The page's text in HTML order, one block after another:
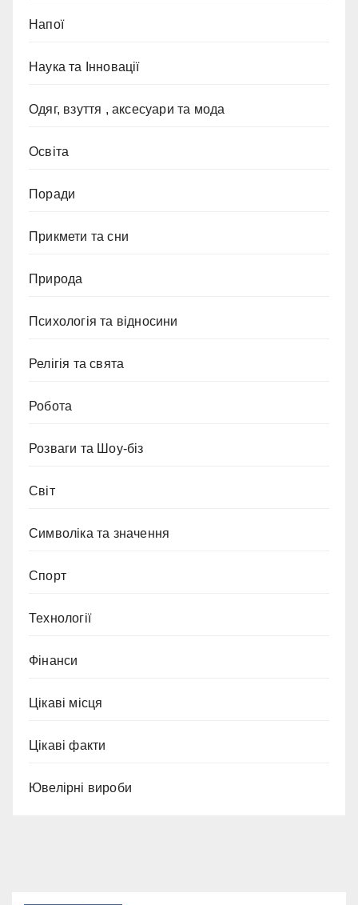
Напої
Наука та Інновації
Одяг, взуття , аксесуари та мода
Освіта
Поради
Прикмети та сни
Природа
Психологія та відносини
Релігія та свята
Робота
Розваги та Шоу-біз
Світ
Символіка та значення
Спорт
Технології
Фінанси
Цікаві місця
Цікаві факти
Ювелірні вироби